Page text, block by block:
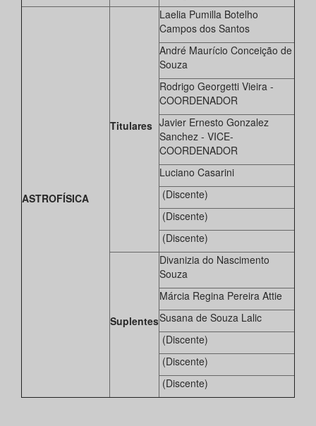
ASTROFÍSICA
Titulares
Laelia Pumilla Botelho
Campos dos Santos
André Maurício Conceição de
Souza
Rodrigo Georgetti Vieira -
COORDENADOR
Javier Ernesto Gonzalez
Sanchez - VICE-
COORDENADOR
Luciano Casarini
(Discente)
(Discente)
(Discente)
Suplentes
Divanizia do Nascimento
Souza
Márcia Regina Pereira Attie
Susana de Souza Lalic
(Discente)
(Discente)
(Discente)